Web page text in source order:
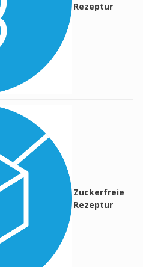
Rezeptur
Zuckerfreie
Rezeptur